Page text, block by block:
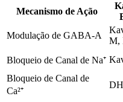
Mecanismo de Ação
Modulação de GABA-A
M,
Bloqueio de Canal de Na⁺
Bloqueio de Canal de
Ca²⁺